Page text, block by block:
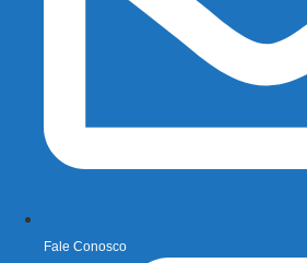
Fale Conosco